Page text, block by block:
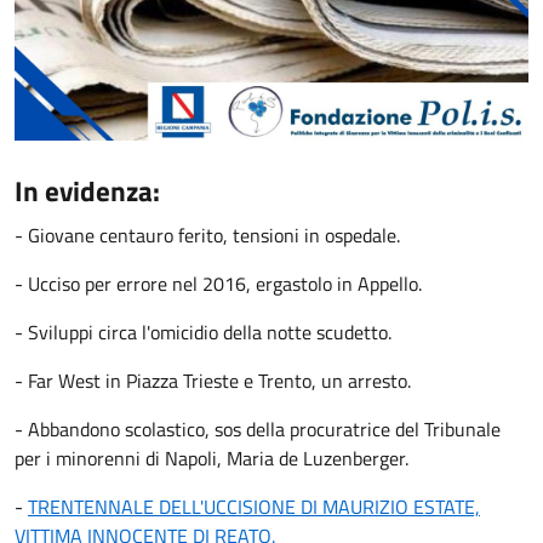
In evidenza:
- Giovane centauro ferito, tensioni in ospedale.
- Ucciso per errore nel 2016, ergastolo in Appello.
- Sviluppi circa l'omicidio della notte scudetto.
- Far West in Piazza Trieste e Trento, un arresto.
- Abbandono scolastico, sos della procuratrice del Tribunale
per i minorenni di Napoli, Maria de Luzenberger.
- TRENTENNALE DELL'UCCISIONE DI MAURIZIO ESTATE,
VITTIMA INNOCENTE DI REATO.